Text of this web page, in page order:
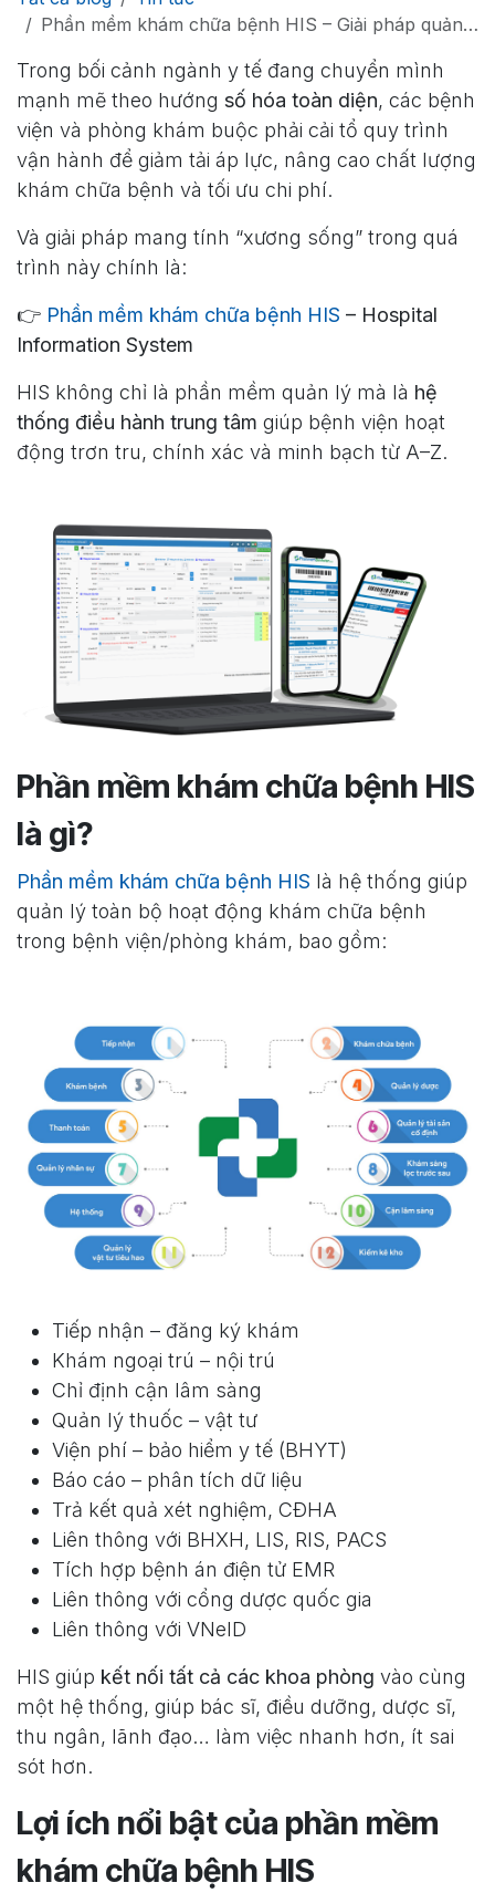
Phần mềm khám chữa bệnh HIS – Giải pháp quản lý bệnh viện thông minh thời 4.0
Trong bối cảnh ngành y tế đang chuyển mình
mạnh mẽ theo hướng số hóa toàn diện, các bệnh
viện và phòng khám buộc phải cải tổ quy trình
vận hành để giảm tải áp lực, nâng cao chất lượng
khám chữa bệnh và tối ưu chi phí.
Và giải pháp mang tính “xương sống” trong quá
trình này chính là:
👉 Phần mềm khám chữa bệnh HIS – Hospital
Information System
HIS không chỉ là phần mềm quản lý mà là hệ
thống điều hành trung tâm giúp bệnh viện hoạt
động trơn tru, chính xác và minh bạch từ A–Z.
Phần mềm khám chữa bệnh HIS
là gì?
Phần mềm khám chữa bệnh HIS là hệ thống giúp
quản lý toàn bộ hoạt động khám chữa bệnh
trong bệnh viện/phòng khám, bao gồm:
Tiếp nhận – đăng ký khám
Khám ngoại trú – nội trú
Chỉ định cận lâm sàng
Quản lý thuốc – vật tư
Viện phí – bảo hiểm y tế (BHYT)
Báo cáo – phân tích dữ liệu
Trả kết quả xét nghiệm, CĐHA
Liên thông với BHXH, LIS, RIS, PACS
Tích hợp bệnh án điện tử EMR
Liên thông với cổng dược quốc gia
Liên thông với VNeID
HIS giúp kết nối tất cả các khoa phòng vào cùng
một hệ thống, giúp bác sĩ, điều dưỡng, dược sĩ,
thu ngân, lãnh đạo… làm việc nhanh hơn, ít sai
sót hơn.
Lợi ích nổi bật của phần mềm
khám chữa bệnh HIS